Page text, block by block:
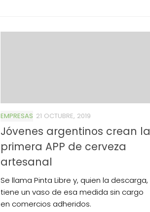
EMPRESAS 21 OCTUBRE, 2019
Jóvenes argentinos crean la
primera APP de cerveza
artesanal
Se llama Pinta Libre y, quien la descarga,
tiene un vaso de esa medida sin cargo
en comercios adheridos.